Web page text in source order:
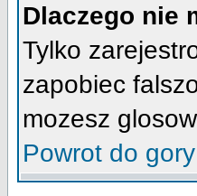
Dlaczego nie
Tylko
zapobiec
mozesz
Powrot do gory